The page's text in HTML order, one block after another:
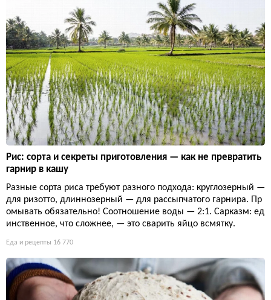
Рис: сорта и секреты приготовления — как не превратить
гарнир в кашу
Разные сорта риса требуют разного подхода: круглозерный —
для ризотто, длиннозерный — для рассыпчатого гарнира. Пр
омывать обязательно! Соотношение воды — 2:1. Сарказм: ед
инственное, что сложнее, — это сварить яйцо всмятку.
Еда и рецепты 16 770